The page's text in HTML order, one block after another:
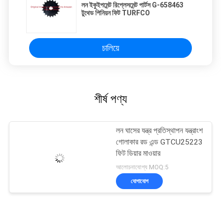
লন ইকুইপমেন্ট রিপ্লেসমেন্ট পার্টস G-658463
টুথেড পিনিয়ন ফিট TURFCO
চালিয়ে
শীর্ষ পণ্য
লন ঘাসের যন্ত্র প্রতিস্থাপন যন্ত্রাংশ
গোলাকার রড এন্ড GTCU25223
ফিট ডিয়ার মাওয়ার
আলোচনাযোগ্য MOQ:5
যোগাযোগ